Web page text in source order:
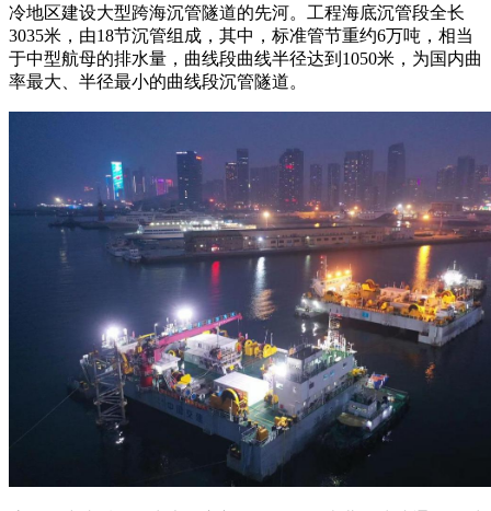
冷地区建设大型跨海沉管隧道的先河。工程海底沉管段全长
3035米，由18节沉管组成，其中，标准管节重约6万吨，相当
于中型航母的排水量，曲线段曲线半径达到1050米，为国内曲
率最大、半径最小的曲线段沉管隧道。